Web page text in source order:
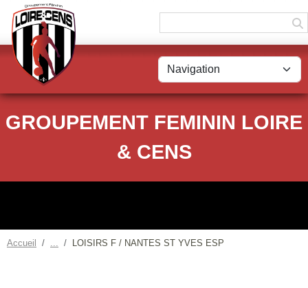
GROUPEMENT FEMININ LOIRE
& CENS
Accueil LOISIRS F / NANTES ST YVES ESP
Panneau de gestion des cookies